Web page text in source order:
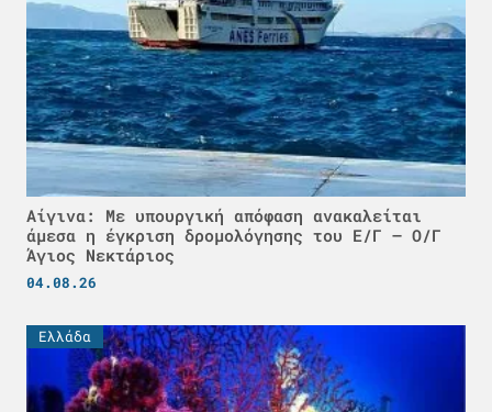
Αίγινα: Με υπουργική απόφαση ανακαλείται
άμεσα η έγκριση δρομολόγησης του Ε/Γ – Ο/Γ
Άγιος Νεκτάριος
04.08.26
Ελλάδα